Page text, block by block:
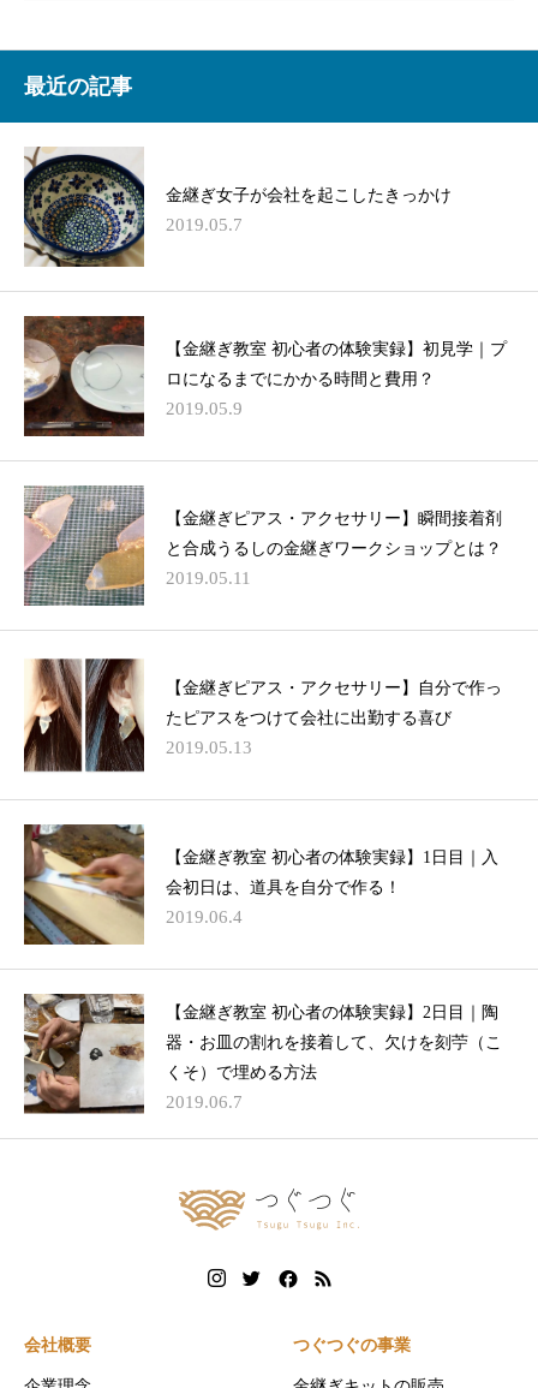
最近の記事
金継ぎ女子が会社を起こしたきっかけ
2019.05.7
【金継ぎ教室 初心者の体験実録】初見学｜プ
ロになるまでにかかる時間と費用？
2019.05.9
【金継ぎピアス・アクセサリー】瞬間接着剤
と合成うるしの金継ぎワークショップとは？
2019.05.11
【金継ぎピアス・アクセサリー】自分で作っ
たピアスをつけて会社に出勤する喜び
2019.05.13
【金継ぎ教室 初心者の体験実録】1日目｜入
会初日は、道具を自分で作る！
2019.06.4
【金継ぎ教室 初心者の体験実録】2日目｜陶
器・お皿の割れを接着して、欠けを刻苧（こ
くそ）で埋める方法
2019.06.7
会社概要 つぐつぐの事業